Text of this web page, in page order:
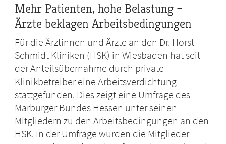
Mehr Patienten, hohe Belastung –
Ärzte beklagen Arbeitsbedingungen
Für die Ärztinnen und Ärzte an den Dr. Horst
Schmidt Kliniken (HSK) in Wiesbaden hat seit
der Anteilsübernahme durch private
Klinikbetreiber eine Arbeitsverdichtung
stattgefunden. Dies zeigt eine Umfrage des
Marburger Bundes Hessen unter seinen
Mitgliedern zu den Arbeitsbedingungen an den
HSK. In der Umfrage wurden die Mitglieder